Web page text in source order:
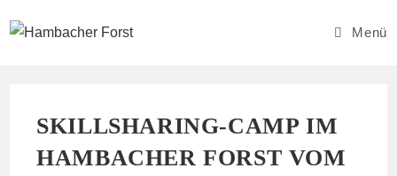
Inhalt
Menü
SKILLSHARING-CAMP IM
HAMBACHER FORST VOM